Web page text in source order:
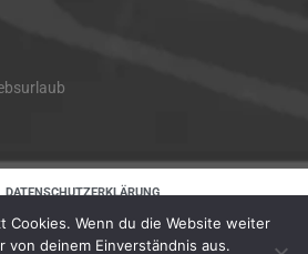
DATENSCHUTZERKLÄRUNG
HAFTUNGSAUSSCHLUSS
Cookies. Wenn du die Website weiter
von deinem Einverständnis aus.